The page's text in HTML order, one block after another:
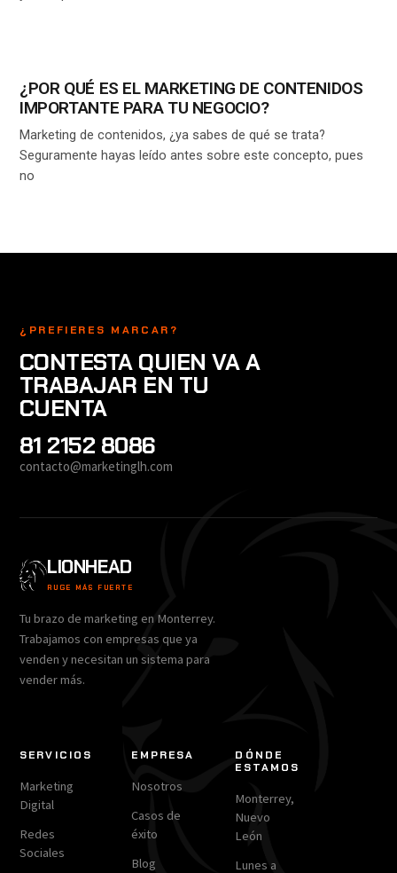
¿POR QUÉ ES EL MARKETING DE CONTENIDOS
IMPORTANTE PARA TU NEGOCIO?
Marketing de contenidos, ¿ya sabes de qué se trata?
Seguramente hayas leído antes sobre este concepto, pues
no
¿PREFIERES MARCAR?
CONTESTA QUIEN VA A
TRABAJAR EN TU
CUENTA
81 2152 8086
contacto@marketinglh.com
LIONHEAD
RUGE MÁS FUERTE
Tu brazo de marketing en Monterrey.
Trabajamos con empresas que ya
venden y necesitan un sistema para
vender más.
SERVICIOS
Marketing
Digital
Redes
Sociales
EMPRESA
Nosotros
Casos de
éxito
Blog
DÓNDE
ESTAMOS
Monterrey,
Nuevo
León
Lunes a